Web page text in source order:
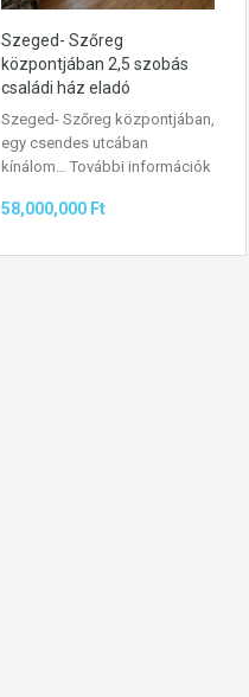
Szeged- Szőreg
központjában 2,5 szobás
családi ház eladó
Szeged- Szőreg központjában,
egy csendes utcában
kínálom… További információk
58,000,000 Ft